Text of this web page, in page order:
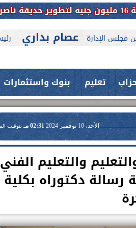
مجلس الإدارة عصام بداري
تعليم بنوك واستثمارات
الأحد، 10 نوفمبر 2024 02:31 مـ بتوقيت
والتعليم الفني
رسالة دكتوراه بكلية
العلاج الحر بمنفلوط بالتعاون مع هيئة